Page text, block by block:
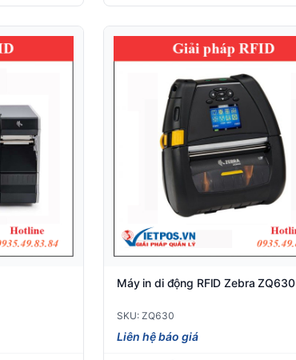
Máy in di động RFID Zebra ZQ630
SKU: ZQ630
Liên hệ báo giá